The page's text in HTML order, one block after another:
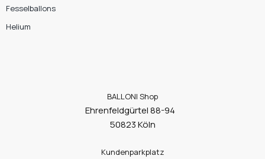
Fesselballons
Helium
BALLONI Shop
Ehrenfeldgürtel 88-94
50823 Köln
Kundenparkplatz